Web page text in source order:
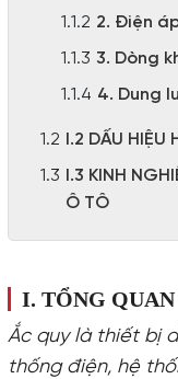
2. Điện
3. Dòng
4. Dung
I.2 DẤU HIỆU
I.3 KINH
Ô TÔ
I. TỔNG
Ắc quy là thiết bị
thống điện, hệ